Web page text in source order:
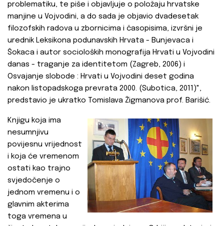
problematiku, te piše i objavljuje o položaju hrvatske
manjine u Vojvodini, a do sada je objavio dvadesetak
filozofskih radova u zbornicima i časopisima, izvršni je
urednik Leksikona podunavskih Hrvata - Bunjevaca i
Šokaca i autor socioloških monografija Hrvati u Vojvodini
danas - traganje za identitetom (Zagreb, 2006) i
Osvajanje slobode : Hrvati u Vojvodini deset godina
nakon listopadskoga prevrata 2000. (Subotica, 2011)",
predstavio je ukratko Tomislava Žigmanova prof. Barišić.
Knjigu koja ima
nesumnjivu
povijesnu vrijednost
i koja će vremenom
ostati kao trajno
svjedočenje o
jednom vremenu i o
glavnim akterima
toga vremena u